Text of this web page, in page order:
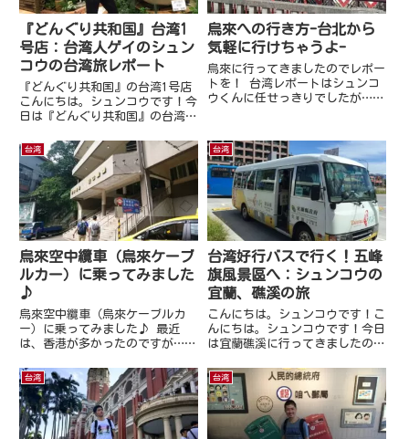
『どんぐり共和国』台湾1
号店：台湾人ゲイのシュン
コウの台湾旅レポート
『どんぐり共和国』の台湾1号店
こんにちは。シュンコウです！今
日は『どんぐり共和国』の台湾1
「ATT 4 FUN」の地下一階にどん
ぐり共和国が出来ていました。お
店の入り口では大きなトトロが展
示されています。猫バス...
烏來への行き方-台北から
気軽に行けちゃうよ-
烏來に行ってきましたのでレポー
トを！ 台湾レポートはシュンコ
ウくんに任せっきりでしたが…な
ているというのを念頭にお付き合
いください！ アクセス台湾新北
市烏来区 烏來への行き方：自
分...
台湾
烏來空中纜車（烏來ケーブ
ルカー）に乗ってみました
♪
烏來空中纜車（烏來ケーブルカ
ー）に乗ってみました♪ 最近
は、香港が多かったのですが…台
分も書いていくようにします！日
本人目線で書いているというのを
念頭にお付き合いください！ ア
クセス233新北市烏來區烏來里瀑
布...
台湾
台湾好行バスで行く！五峰
旗風景區へ：シュンコウの
宜蘭、礁溪の旅
こんにちは。シュンコウです！こ
んにちは。シュンコウです！今日
は宜蘭礁溪に行ってきましたので
台北から礁溪へ行くには、台北駅
の北側にある台北バスターミナル
（台北轉運站）から葛瑪蘭客運と
いう会社の高速バスに乗るのが
オ...
台湾 台湾